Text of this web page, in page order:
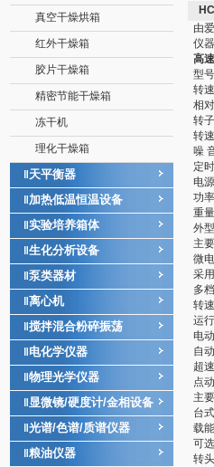
真空干燥烘箱
红外干燥箱
胶片干燥箱
精密节能干燥箱
冻干机
理化干燥箱
天平衡器
加热低温恒温设备
实验培养箱体
生化分析设备
泵类器材
离心机
搅拌混合粉碎振荡
电化学仪器
物理光学仪器
显微镜/硬度计/金相设备
光谱/色谱/质谱仪器
粮油仪器
由
仪
高
型
转
相
转
转
噪
定
电
功
重
外
主
微
采
多
转
运
电
自
超
点
主
台
载
可
转